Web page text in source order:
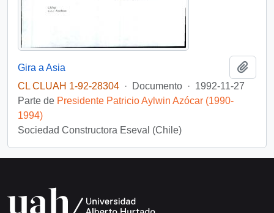
Gira a Asia
CL CLUAH 1-92-28304 · Documento · 1992-11-27
Parte de Presidente Patricio Aylwin Azócar (1990-
1994)
Sociedad Constructora Eseval (Chile)